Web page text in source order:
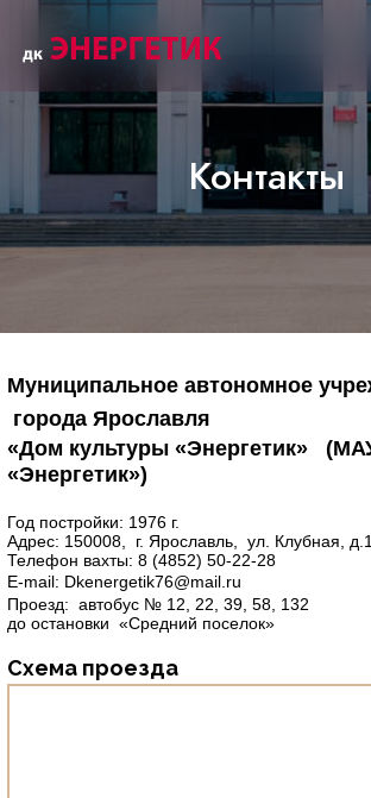
Контакты
Муниципальное автономное
города Ярославля
«Дом культуры «Энергетик»
«Энергетик»)
Год постройки: 1976 г.
Адрес: 150008, г. Ярославль, ул. Клубная,
Телефон вахты: 8 (4852) 50-22-28
Е-mail: Dkenergetik76@mail.ru
Проезд: автобус № 12, 22, 39, 58, 132
до остановки «Средний поселок»
Схема проезда